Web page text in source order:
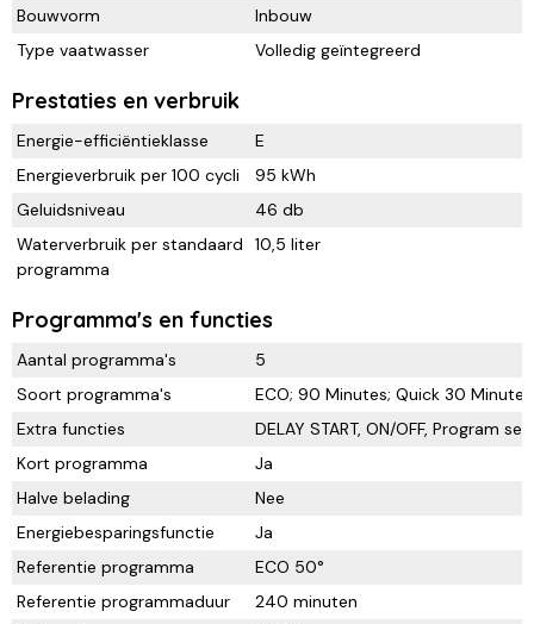
Bouwvorm
Inbouw
Type vaatwasser
Volledig geïntegreerd
Prestaties en verbruik
Energie-efficiëntieklasse
E
Energieverbruik per 100 cycli
95 kWh
Geluidsniveau
46 db
Waterverbruik per standaard
programma
10,5 liter
Programma's en functies
Aantal programma's
5
Soort programma's
ECO; 90 Minutes; Quick 30
Extra functies
DELAY START, ON/OFF, Program
Kort programma
Ja
Halve belading
Nee
Energiebesparingsfunctie
Ja
Referentie programma
ECO 50°
Referentie programmaduur
240 minuten